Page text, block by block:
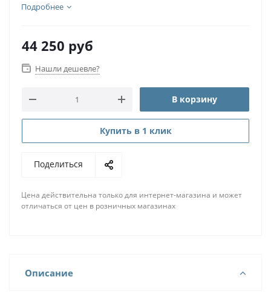
Подробнее
44 250 руб
Нашли дешевле?
В корзину
Купить в 1 клик
Поделиться
Цена действительна только для интернет-магазина и может
отличаться от цен в розничных магазинах
Описание